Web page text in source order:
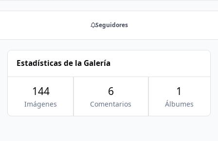
Seguidores
Estadísticas de la Galería
Imágenes
144
Comentarios
6
Álbumes
1